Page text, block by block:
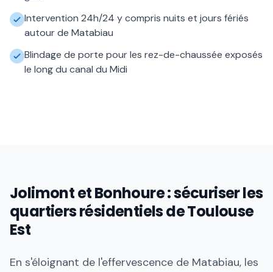
Intervention 24h/24 y compris nuits et jours fériés
autour de Matabiau
Blindage de porte pour les rez-de-chaussée exposés
le long du canal du Midi
Jolimont et Bonhoure : sécuriser les
quartiers résidentiels de Toulouse
Est
En s'éloignant de l'effervescence de Matabiau, les